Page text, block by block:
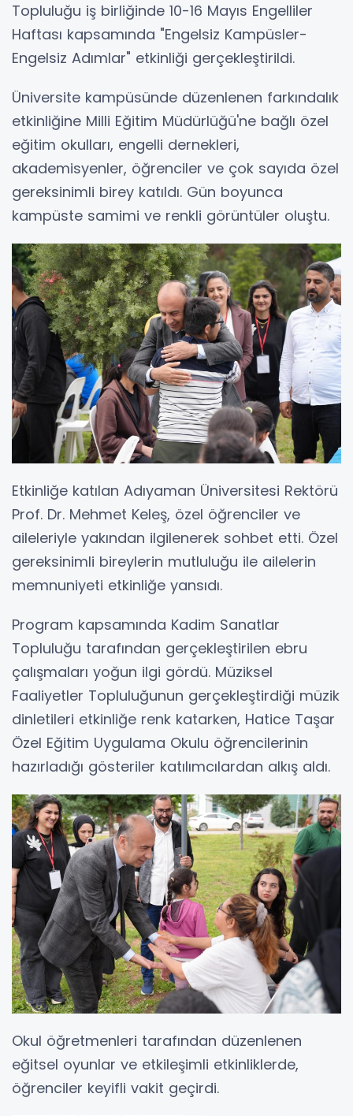
Topluluğu iş birliğinde 10-16 Mayıs Engelliler
Haftası kapsamında "Engelsiz Kampüsler-
Engelsiz Adımlar" etkinliği gerçekleştirildi.
Üniversite kampüsünde düzenlenen farkındalık
etkinliğine Milli Eğitim Müdürlüğü'ne bağlı özel
eğitim okulları, engelli dernekleri,
akademisyenler, öğrenciler ve çok sayıda özel
gereksinimli birey katıldı. Gün boyunca
kampüste samimi ve renkli görüntüler oluştu.
Etkinliğe katılan Adıyaman Üniversitesi Rektörü
Prof. Dr. Mehmet Keleş, özel öğrenciler ve
aileleriyle yakından ilgilenerek sohbet etti. Özel
gereksinimli bireylerin mutluluğu ile ailelerin
memnuniyeti etkinliğe yansıdı.
Program kapsamında Kadim Sanatlar
Topluluğu tarafından gerçekleştirilen ebru
çalışmaları yoğun ilgi gördü. Müziksel
Faaliyetler Topluluğunun gerçekleştirdiği müzik
dinletileri etkinliğe renk katarken, Hatice Taşar
Özel Eğitim Uygulama Okulu öğrencilerinin
hazırladığı gösteriler katılımcılardan alkış aldı.
Okul öğretmenleri tarafından düzenlenen
eğitsel oyunlar ve etkileşimli etkinliklerde,
öğrenciler keyifli vakit geçirdi.